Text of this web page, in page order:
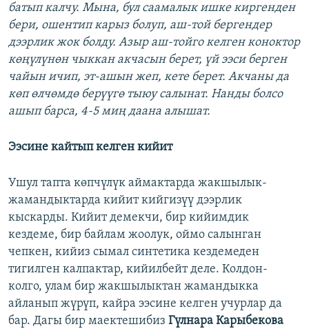
батып калчу. Мына, бул саамалык ишке киргенден
бери, ошентип карыз болуп, аш-той бергендер
дээрлик жок болду. Азыр аш-тойго келген коноктор
көңүлүнөн чыккан акчасын берет, үй ээси берген
чайын ичип, эт-ашын жеп, кете берет. Акчаны да
көп өлчөмдө берүүгө тыюу салынат. Нанды болсо
ашып барса, 4-5 миң даана алышат.
Ээсине кайтып келген кийит
Ушул тапта көпчүлүк аймактарда жакшылык-
жамандыктарда кийит кийгизүү дээрлик
кыскарды. Кийит демекчи, бир кийимдик
кездеме, бир байлам жоолук, оймо салынган
чепкен, кийиз сымал синтетика кездемеден
тигилген калпактар, кийилбейт деле. Колдон-
колго, улам бир жакшылыктан жамандыкка
айланып жүрүп, кайра ээсине келген учурлар да
бар. Дагы бир маектешибиз Гүлнара Карыбекова